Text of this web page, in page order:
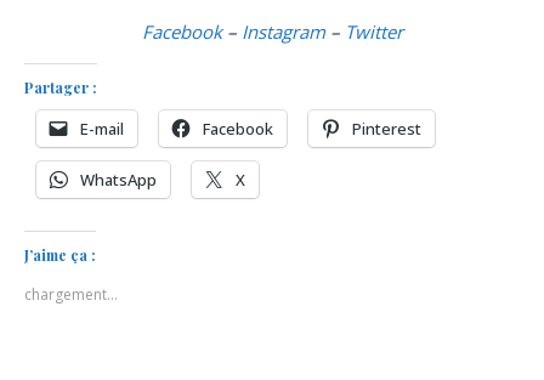
Facebook– Instagram – Twitter
Partager :
E-mail Facebook Pinterest
WhatsApp X
J’aime ça :
chargement…